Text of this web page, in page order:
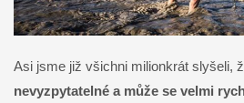
Asi jsme již všichni milionkrát slyšeli,
nevyzpytatelné a může se velmi